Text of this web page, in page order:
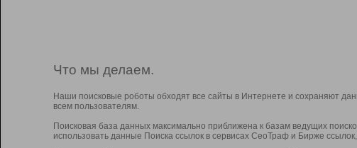
Что мы делаем.
Наши поисковые роботы обходят все сайты в Интернете и сохраняют
всем пользователям.
Поисковая база данных максимально приближена к базам ведущих
использовать данные Поиска ссылок в сервисах СеоТраф и Бирже